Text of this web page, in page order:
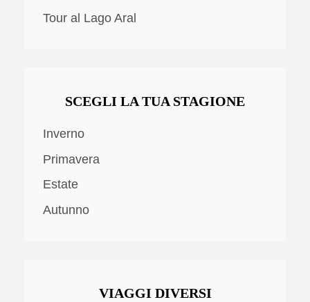
Tour al Lago Aral
SCEGLI LA TUA STAGIONE
Inverno
Primavera
Estate
Autunno
VIAGGI DIVERSI